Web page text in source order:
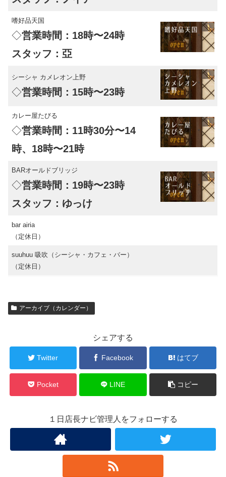
嗜好品天国
◇営業時間：18時〜24時
スタッフ：亞
シーシャ カメレオン上野
◇営業時間：15時〜23時
カレー屋たびる
◇営業時間：11時30分〜14
時、18時〜21時
BARオールドブリッジ
◇営業時間：19時〜23時
スタッフ：ゆっけ
bar airia
（定休日）
suuhuu 吸吹（シーシャ・カフェ・バー）
（定休日）
アーカイブ（カレンダー）
シェアする
Twitter Facebook はてブ
Pocket LINE コピー
１日店長ナビ管理人をフォローする